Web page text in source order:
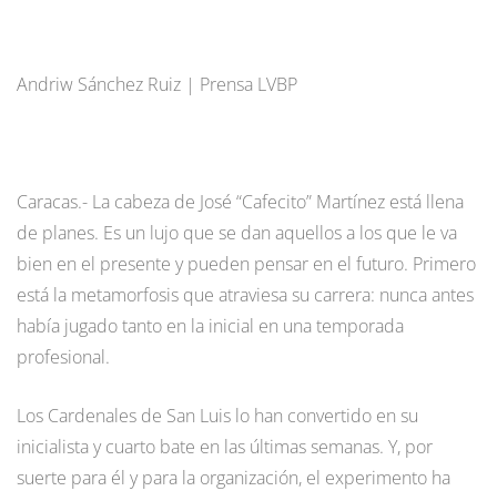
Andriw Sánchez Ruiz | Prensa LVBP
Caracas.- La cabeza de José “Cafecito” Martínez está llena
de planes. Es un lujo que se dan aquellos a los que le va
bien en el presente y pueden pensar en el futuro. Primero
está la metamorfosis que atraviesa su carrera: nunca antes
había jugado tanto en la inicial en una temporada
profesional.
Los Cardenales de San Luis lo han convertido en su
inicialista y cuarto bate en las últimas semanas. Y, por
suerte para él y para la organización, el experimento ha